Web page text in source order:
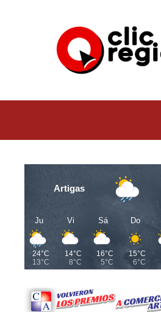
Artigas
Ju
24°C
13°C
Vi
14°C
8°C
Sá
16°C
5°C
Do
15°C
6°C